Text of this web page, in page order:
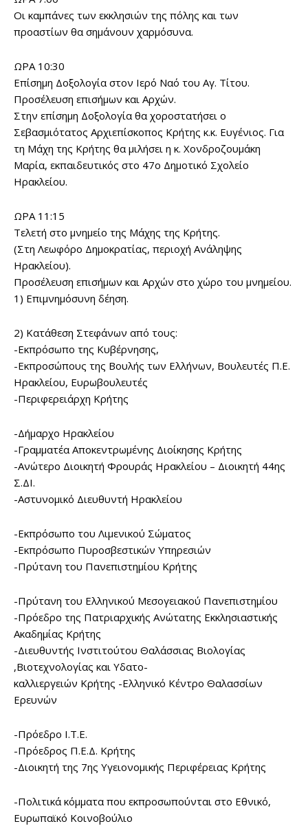
Οι καμπάνες των εκκλησιών της πόλης και των
προαστίων θα σημάνουν χαρμόσυνα.
ΩΡΑ 10:30
Επίσημη Δοξολογία στον Ιερό Ναό του Αγ. Τίτου.
Προσέλευση επισήμων και Αρχών.
Στην επίσημη Δοξολογία θα χοροστατήσει ο
Σεβασμιότατος Αρχιεπίσκοπος Κρήτης κ.κ. Ευγένιος. Για
τη Μάχη της Κρήτης θα μιλήσει η κ. Χονδροζουμάκη
Μαρία, εκπαιδευτικός στο 47ο Δημοτικό Σχολείο
Ηρακλείου.
ΩΡΑ 11:15
Τελετή στο μνημείο της Μάχης της Κρήτης.
(Στη Λεωφόρο Δημοκρατίας, περιοχή Ανάληψης
Ηρακλείου).
Προσέλευση επισήμων και Αρχών στο χώρο του μνημείου.
1) Επιμνημόσυνη δέηση.
2) Κατάθεση Στεφάνων από τους:
-Εκπρόσωπο της Κυβέρνησης,
-Εκπροσώπους της Βουλής των Ελλήνων, Βουλευτές Π.Ε.
Ηρακλείου, Ευρωβουλευτές
-Περιφερειάρχη Κρήτης
-Δήμαρχο Ηρακλείου
-Γραμματέα Αποκεντρωμένης Διοίκησης Κρήτης
-Ανώτερο Διοικητή Φρουράς Ηρακλείου – Διοικητή 44ης
Σ.ΔΙ.
-Αστυνομικό Διευθυντή Ηρακλείου
-Εκπρόσωπο του Λιμενικού Σώματος
-Εκπρόσωπο Πυροσβεστικών Υπηρεσιών
-Πρύτανη του Πανεπιστημίου Κρήτης
-Πρύτανη του Ελληνικού Μεσογειακού Πανεπιστημίου
-Πρόεδρο της Πατριαρχικής Ανώτατης Εκκλησιαστικής
Ακαδημίας Κρήτης
-Διευθυντής Ινστιτούτου Θαλάσσιας Βιολογίας
,Βιοτεχνολογίας και Υδατο-
καλλιεργειών Κρήτης -Ελληνικό Κέντρο Θαλασσίων
Ερευνών
-Πρόεδρο Ι.Τ.Ε.
-Πρόεδρος Π.Ε.Δ. Κρήτης
-Διοικητή της 7ης Υγειονομικής Περιφέρειας Κρήτης
-Πολιτικά κόμματα που εκπροσωπούνται στο Εθνικό,
Ευρωπαϊκό Κοινοβούλιο